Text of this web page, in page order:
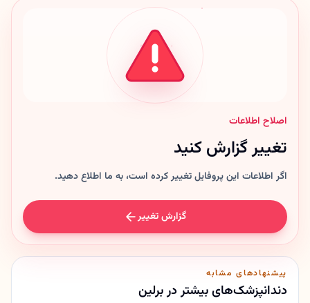
اصلاح اطلاعات
تغییر گزارش کنید
اگر اطلاعات این پروفایل تغییر کرده است، به ما اطلاع دهید.
گزارش تغییر
پیشنهادهای مشابه
دندانپزشک‌های بیشتر در برلین